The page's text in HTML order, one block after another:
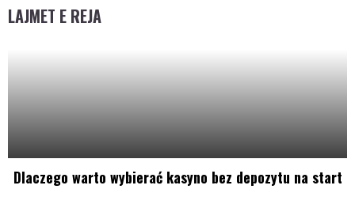
LAJMET E REJA
Dlaczego warto wybierać kasyno bez depozytu na start